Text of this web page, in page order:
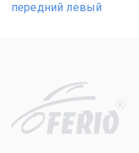
передний левый
R